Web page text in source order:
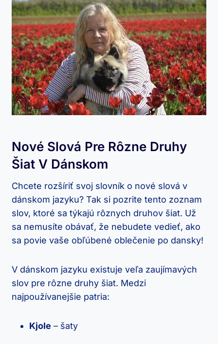
Nové Slová Pre Rôzne Druhy
Šiat V Dánskom
Chcete rozšíriť svoj slovník o nové slová⁣ v
dánskom jazyku? Tak si​ pozrite ​tento⁣ zoznam
slov, ktoré sa‌ týkajú rôznych druhov šiat. Už
sa ​nemusíte obávať, že nebudete vedieť, ​ako
sa⁣ povie vaše obľúbené oblečenie po dansky!
V dánskom jazyku existuje veľa zaujímavých
slov‌ pre​ rôzne druhy šiat. Medzi
najpoužívanejšie‍ patria:
Kjole – šaty